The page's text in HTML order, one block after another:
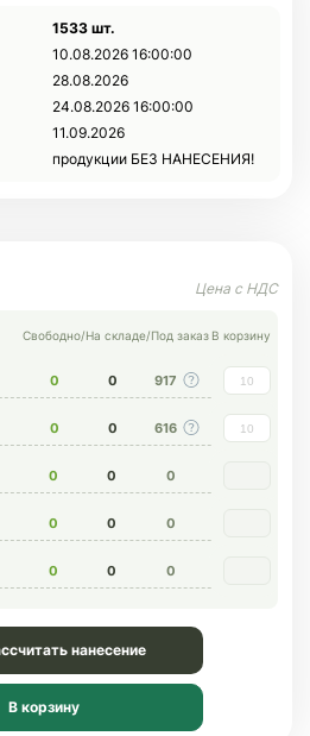
1533 шт.
10.08.2026 16:00:00
28.08.2026
24.08.2026 16:00:00
11.09.2026
продукции БЕЗ НАНЕСЕНИЯ!
Свободно/На складе/Под заказ В корзину
0 0 917
0 0 616
0 0 0
0 0 0
0 0 0
нанесение
В корзину